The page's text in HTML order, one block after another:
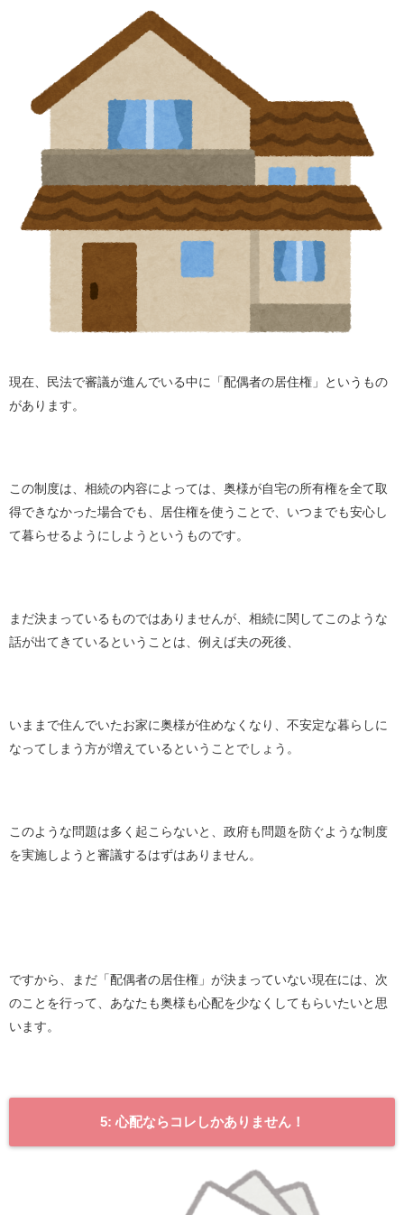
現在、民法で審議が進んでいる中に「配偶者の居住権」というもの
があります。
この制度は、相続の内容によっては、奥様が自宅の所有権を全て取
得できなかった場合でも、居住権を使うことで、いつまでも安心し
て暮らせるようにしようというものです。
まだ決まっているものではありませんが、相続に関してこのような
話が出てきているということは、例えば夫の死後、
いままで住んでいたお家に奥様が住めなくなり、不安定な暮らしに
なってしまう方が増えているということでしょう。
このような問題は多く起こらないと、政府も問題を防ぐような制度
を実施しようと審議するはずはありません。
ですから、まだ「配偶者の居住権」が決まっていない現在には、次
のことを行って、あなたも奥様も心配を少なくしてもらいたいと思
います。
5: 心配ならコレしかありません！